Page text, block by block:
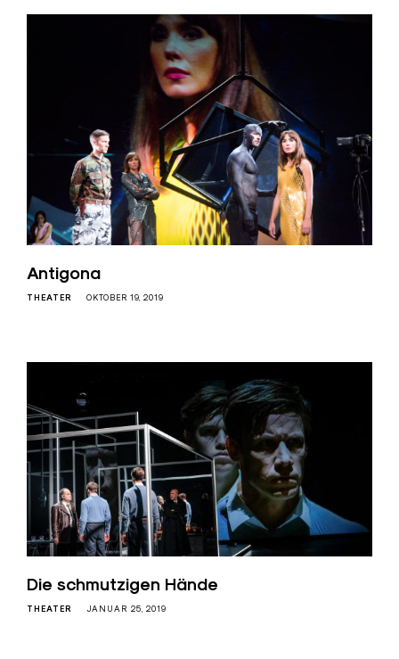
Antigona
THEATER OKTOBER 19, 2019
Die schmutzigen Hände
THEATER JANUAR 25, 2019